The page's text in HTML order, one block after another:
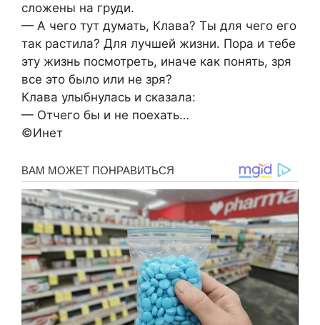
сложены на груди.
— А чего тут думать, Клава? Ты для чего его
так растила? Для лучшей жизни. Пора и тебе
эту жизнь посмотреть, иначе как понять, зря
все это было или не зря?
Клава улыбнулась и сказала:
— Отчего бы и не поехать…
©Инет